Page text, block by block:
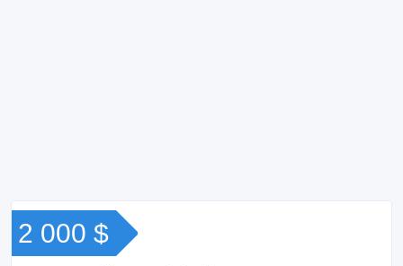
2 000 $